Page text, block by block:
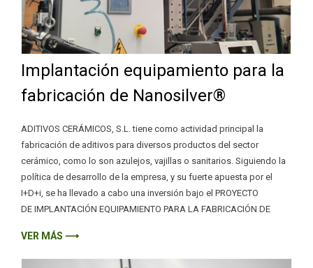
Implantación equipamiento para la
fabricación de Nanosilver®
ADITIVOS CERÁMICOS, S.L. tiene como actividad principal la
fabricación de aditivos para diversos productos del sector
cerámico, como lo son azulejos, vajillas o sanitarios. Siguiendo la
política de desarrollo de la empresa, y su fuerte apuesta por el
I+D+i, se ha llevado a cabo una inversión bajo el PROYECTO
DE IMPLANTACIÓN EQUIPAMIENTO PARA LA FABRICACIÓN DE
VER MÁS ⟶